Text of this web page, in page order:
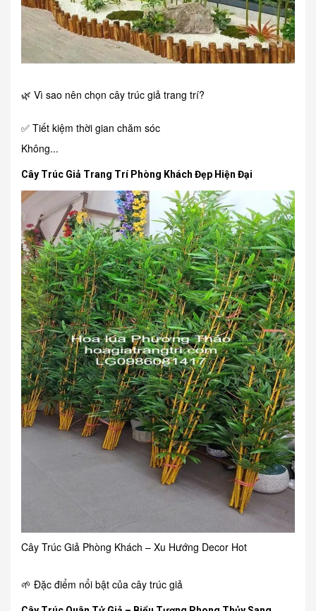
🌿 Vì sao nên chọn cây trúc giả trang trí?
✅ Tiết kiệm thời gian chăm sóc
Không...
Cây Trúc Giả Trang Trí Phòng Khách Đẹp Hiện Đại
Cây Trúc Giả Phòng Khách – Xu Hướng Decor Hot
🌱 Đặc điểm nổi bật của cây trúc giả